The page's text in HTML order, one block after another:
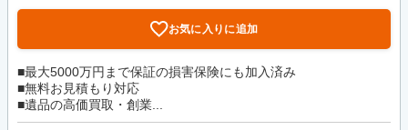
お気に入りに追加
■最大5000万円まで保証の損害保険にも加入済み
■無料お見積もり対応
■遺品の高価買取・創業...